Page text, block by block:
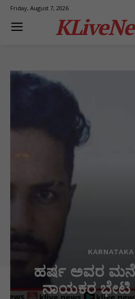
Friday, August 7, 2026
KARNATAKA
ಹರ್ಷ ಅವರ
ನಾಯಕರ ಭೇಟಿ